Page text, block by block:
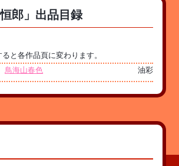
郎」出品目録
と各作品頁に変わります。
鳥海山春色 油彩